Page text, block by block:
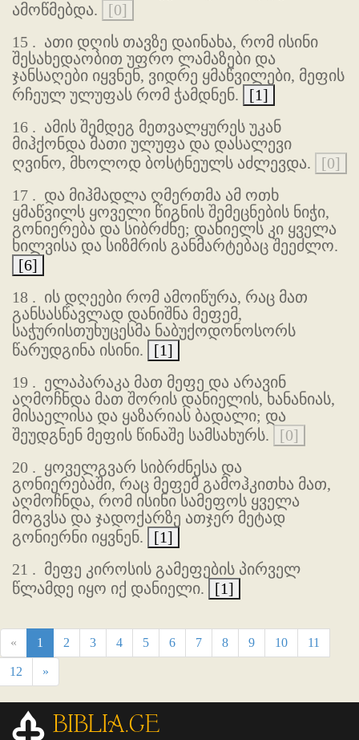
ამოწმებდა.
[0]
15 . ათი დღის თავზე დაინახა, რომ ისინი
შესახედაობით უფრო ლამაზები და
ჯანსაღები იყვნენ, ვიდრე ყმაწვილები, მეფის
რჩეულ ულუფას რომ ჭამდნენ.
[1]
16 . ამის შემდეგ მეთვალყურეს უკან
მიჰქონდა მათი ულუფა და დასალევი
ღვინო, მხოლოდ ბოსტნეულს აძლევდა.
[0]
17 . და მიჰმადლა ღმერთმა ამ ოთხ
ყმაწვილს ყოველი წიგნის შემეცნების ნიჭი,
გონიერება და სიბრძნე; დანიელს კი ყველა
ხილვისა და სიზმრის განმარტებაც შეეძლო.
[6]
18 . ის დღეები რომ ამოიწურა, რაც მათ
განსასწავლად დანიშნა მეფემ,
საჭურისთუხუცესმა ნაბუქოდონოსორს
წარუდგინა ისინი.
[1]
19 . ელაპარაკა მათ მეფე და არავინ
აღმოჩნდა მათ შორის დანიელის, ხანანიას,
მისაელისა და ყაზარიას ბადალი; და
შეუდგნენ მეფის წინაშე სამსახურს.
[0]
20 . ყოველგვარ სიბრძნესა და
გონიერებაში, რაც მეფემ გამოჰკითხა მათ,
აღმოჩნდა, რომ ისინი სამეფოს ყველა
მოგვსა და ჯადოქარზე ათჯერ მეტად
გონიერნი იყვნენ.
[1]
21 . მეფე კიროსის გამეფების პირველ
წლამდე იყო იქ დანიელი.
[1]
« 1 2 3 4 5 6 7 8 9 10 11
12 »